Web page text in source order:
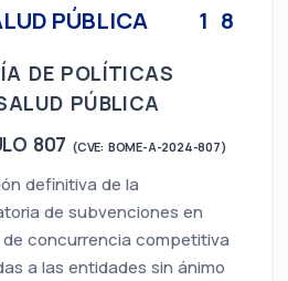
PÚBLICA
1 8
DE POLÍTICAS
PÚBLICA
807 (CVE: BOME-A-2024-807)
definitiva de la
de subvenciones en
de concurrencia competitiva
a las entidades sin ánimo